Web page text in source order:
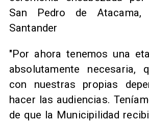
San Pedro de
Santander
"Por ahora tenemos una
absolutamente necesaria,
con nuestras propias
hacer las audiencias.
de que la Municipilidad